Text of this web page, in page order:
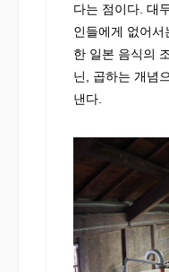
다는 점이다. 대
인들에게 없어
한 일본 음식의
닌, 곱하는 개념
낸다.